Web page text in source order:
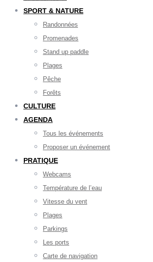
SPORT & NATURE
Randonnées
Promenades
Stand up paddle
Plages
Pêche
Forêts
CULTURE
AGENDA
Tous les événements
Proposer un événement
PRATIQUE
Webcams
Température de l’eau
Vitesse du vent
Plages
Parkings
Les ports
Carte de navigation